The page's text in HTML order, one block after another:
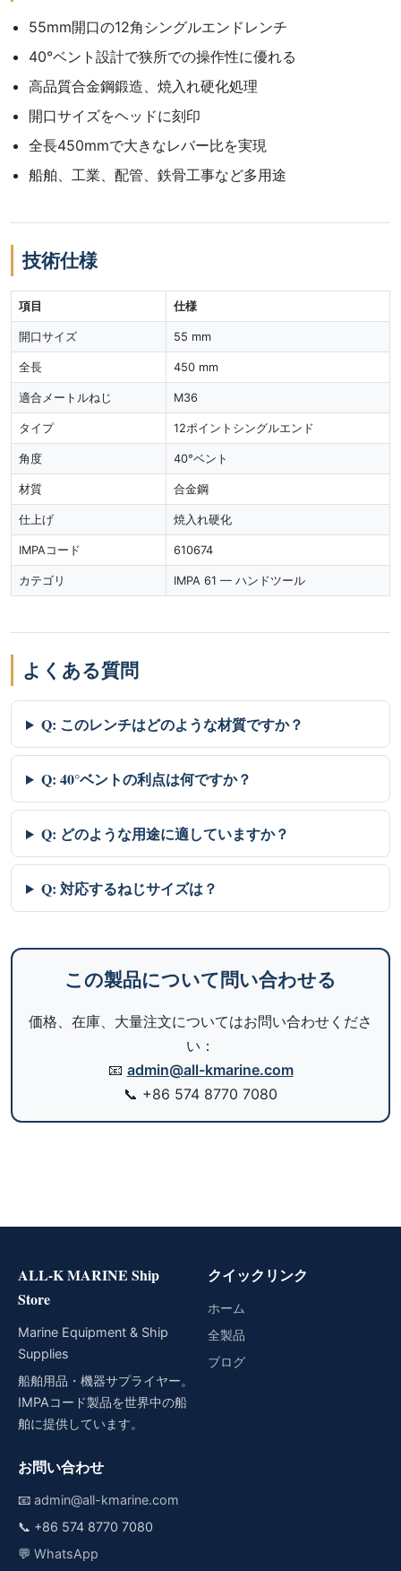
55mm開口の12角シングルエンドレンチ
40°ベント設計で狭所での操作性に優れる
高品質合金鋼鍛造、焼入れ硬化処理
開口サイズをヘッドに刻印
全長450mmで大きなレバー比を実現
船舶、工業、配管、鉄骨工事など多用途
技術仕様
項目 仕様
開口サイズ 55 mm
全長 450 mm
適合メートルねじ M36
タイプ 12ポイントシングルエンド
角度 40°ベント
材質 合金鋼
仕上げ 焼入れ硬化
IMPAコード 610674
カテゴリ IMPA 61 — ハンドツール
よくある質問
Q: このレンチはどのような材質ですか？
Q: 40°ベントの利点は何ですか？
Q: どのような用途に適していますか？
Q: 対応するねじサイズは？
この製品について問い合わせる
価格、在庫、大量注文についてはお問い合わせくださ
い：
📧 admin@all-kmarine.com
📞 +86 574 8770 7080
ALL-K MARINE Ship
Store
Marine Equipment & Ship
Supplies
船舶用品・機器サプライヤー。
IMPAコード製品を世界中の船
舶に提供しています。
クイックリンク
ホーム
全製品
ブログ
お問い合わせ
📧 admin@all-kmarine.com
📞 +86 574 8770 7080
💬 WhatsApp